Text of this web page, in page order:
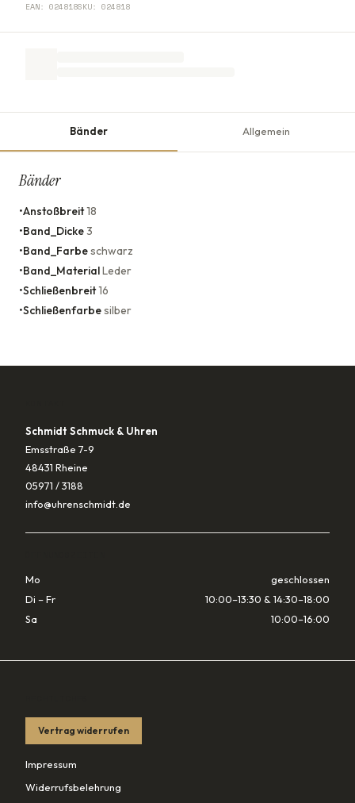
EAN: 024818SKU: 024818
Bänder Allgemein
Bänder
•Anstoßbreit18
•Band_Dicke3
•Band_Farbeschwarz
•Band_MaterialLeder
•Schließenbreit16
•Schließenfarbesilber
Schmidt Schmuck & Uhren
Emsstraße 7-9
48431 Rheine
05971 / 3188
info@uhrenschmidt.de
Mo
geschlossen
Di – Fr
10:00–13:30 & 14:30–18:00
Sa
10:00–16:00
Vertrag widerrufen
Impressum
Widerrufsbelehrung